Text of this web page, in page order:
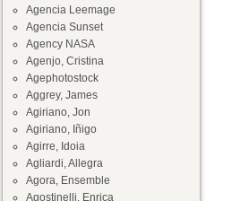
Agencia Leemage
Agencia Sunset
Agency NASA
Agenjo, Cristina
Agephotostock
Aggrey, James
Agiriano, Jon
Agiriano, Iñigo
Agirre, Idoia
Agliardi, Allegra
Agora, Ensemble
Agostinelli, Enrica